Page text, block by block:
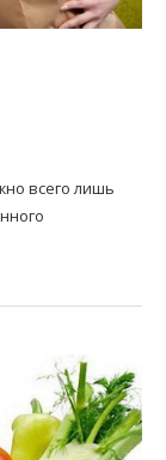
всего лишь